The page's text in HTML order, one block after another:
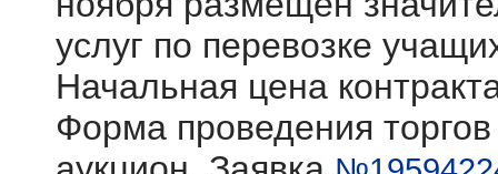
услуг по перевозке
Начальная цена
Форма проведения